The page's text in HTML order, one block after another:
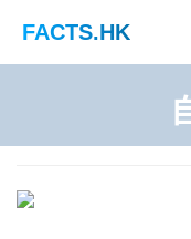
FACTS.HK